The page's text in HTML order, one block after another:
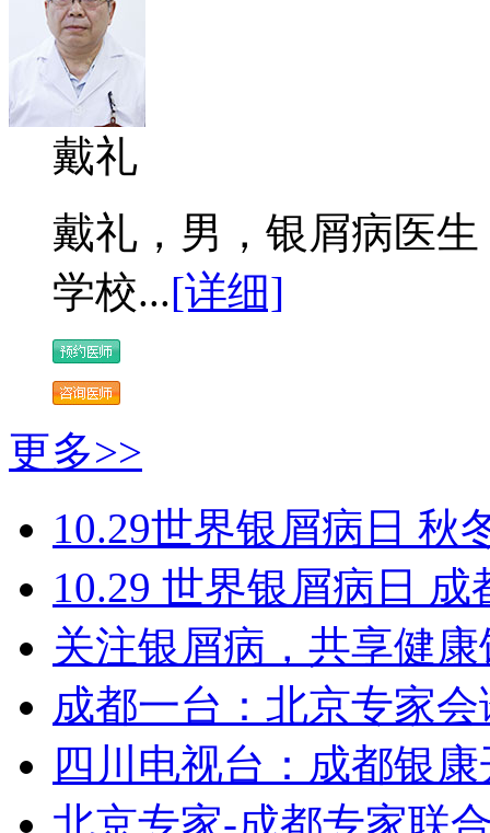
戴礼
戴礼，男，银屑病医
学校...[详细]
更多>>
10.29世界银屑病日 秋
10.29 世界银屑病日
关注银屑病，共享健
成都一台：北京专家
四川电视台：成都银
北京专家-成都专家联